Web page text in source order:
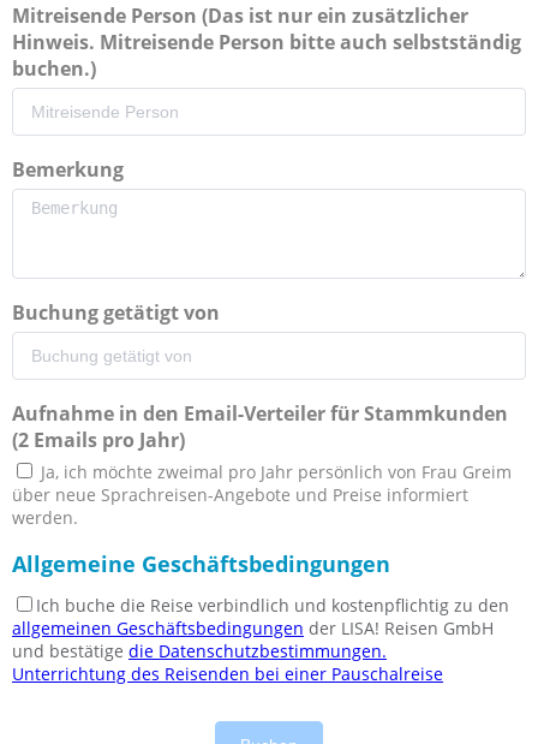
Mitreisende Person (Das ist nur ein zusätzlicher
Hinweis. Mitreisende Person bitte auch selbstständig
buchen.)
Bemerkung
Buchung getätigt von
Aufnahme in den Email-Verteiler für Stammkunden
(2 Emails pro Jahr)
Ja, ich möchte zweimal pro Jahr persönlich von Frau Greim
über neue Sprachreisen-Angebote und Preise informiert
werden.
Allgemeine Geschäftsbedingungen
Ich buche die Reise verbindlich und kostenpflichtig zu den
allgemeinen Geschäftsbedingungen der LISA! Reisen GmbH
und bestätige die Datenschutzbestimmungen.
Unterrichtung des Reisenden bei einer Pauschalreise